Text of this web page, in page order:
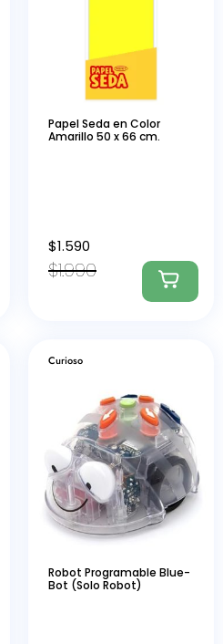
Papel Seda en Color
Amarillo 50 x 66 cm.
$1.990
$1.590
Curioso
Robot Programable Blue-
Bot (Solo Robot)